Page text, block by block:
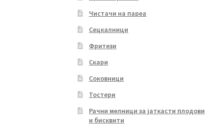
Чистачи на пареа
Сецкалници
Фритези
Скари
Соковници
Тостери
Рачни мелници за јаткасти плодови
и бисквити